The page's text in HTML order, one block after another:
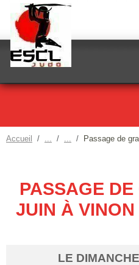
Accueil Passage de
PASSAGE
JUIN À
LE DIMANCHE
Panneau de gestion des cookies